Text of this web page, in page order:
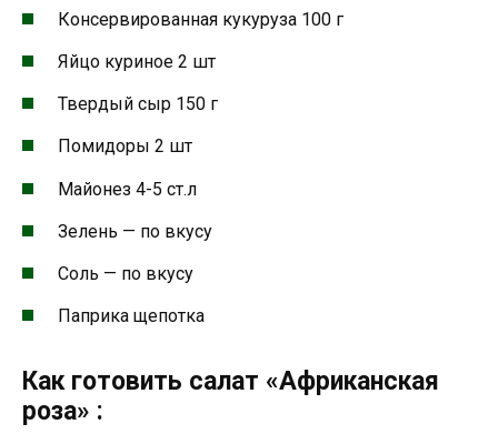
Консервированная кукуруза 100 г
Яйцо куриное 2 шт
Твердый сыр 150 г
Помидоры 2 шт
Майонез 4-5 ст.л
Зелень — по вкусу
Соль — по вкусу
Паприка щепотка
Как готовить салат «Африканская
роза» :